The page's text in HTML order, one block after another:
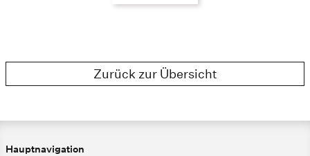
Zurück zur Übersicht
Hauptnavigation